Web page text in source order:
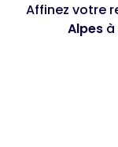
Affinez votre
Alpes à